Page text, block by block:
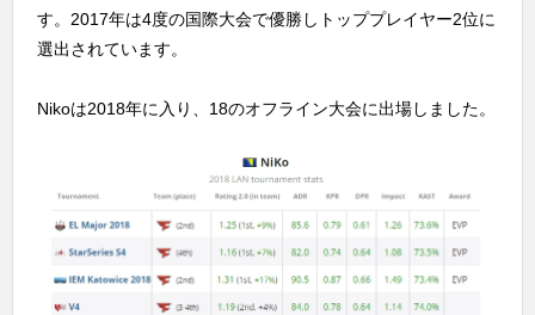
す。2017年は4度の国際大会で優勝しトッププレイヤー2位に
選出されています。
Nikoは2018年に入り、18のオフライン大会に出場しました。